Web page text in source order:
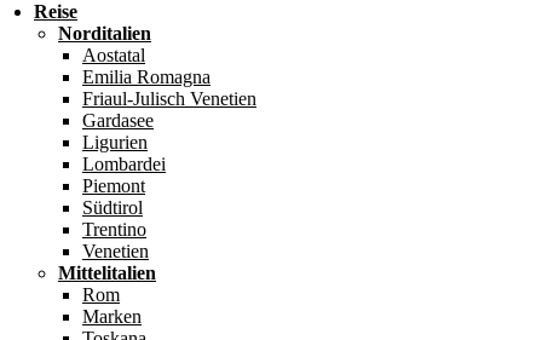
Reise
Norditalien
Aostatal
Emilia Romagna
Friaul-Julisch Venetien
Gardasee
Ligurien
Lombardei
Piemont
Südtirol
Trentino
Venetien
Mittelitalien
Rom
Marken